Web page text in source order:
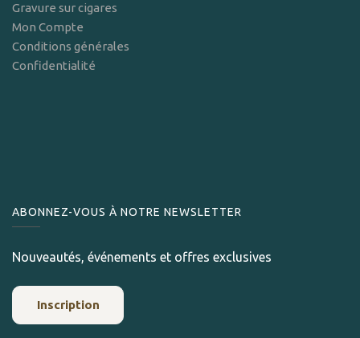
Gravure sur cigares
Mon Compte
Conditions générales
Confidentialité
ABONNEZ-VOUS À NOTRE NEWSLETTER
Nouveautés, événements et offres exclusives
Inscription